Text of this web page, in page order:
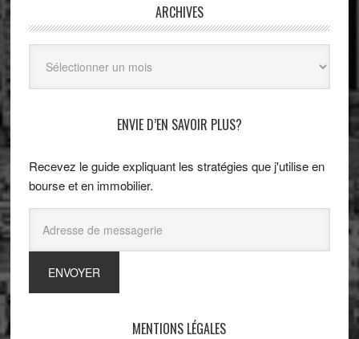
ARCHIVES
ENVIE D’EN SAVOIR PLUS?
Recevez le guide expliquant les stratégies que j'utilise en
bourse et en immobilier.
MENTIONS LÉGALES